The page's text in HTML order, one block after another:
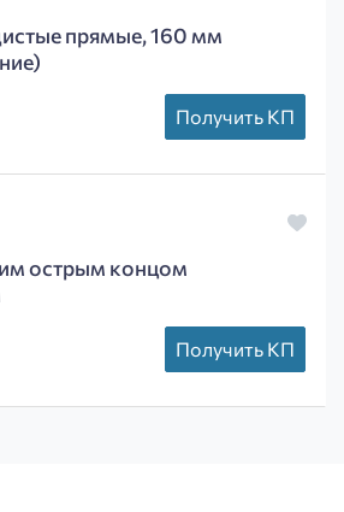
прямые, 160 мм
Получить КП
острым концом
Получить КП